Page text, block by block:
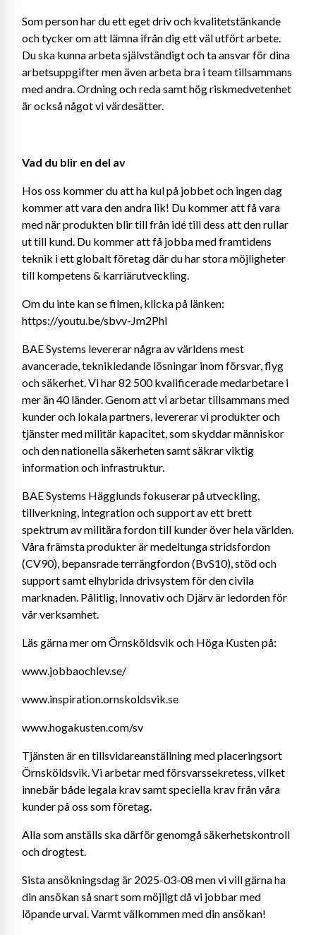
Som person har du ett eget driv och kvalitetstänkande
och tycker om att lämna ifrån dig ett väl utfört arbete.
Du ska kunna arbeta självständigt och ta ansvar för dina
arbetsuppgifter men även arbeta bra i team tillsammans
med andra. Ordning och reda samt hög riskmedvetenhet
är också något vi värdesätter.
Vad du blir en del av
Hos oss kommer du att ha kul på jobbet och ingen dag
kommer att vara den andra lik! Du kommer att få vara
med när produkten blir till från idé till dess att den rullar
ut till kund. Du kommer att få jobba med framtidens
teknik i ett globalt företag där du har stora möjligheter
till kompetens & karriärutveckling.
Om du inte kan se filmen, klicka på länken:
https://youtu.be/sbvv-Jm2PhI
BAE Systems levererar några av världens mest
avancerade, teknikledande lösningar inom försvar, flyg
och säkerhet. Vi har 82 500 kvalificerade medarbetare i
mer än 40 länder. Genom att vi arbetar tillsammans med
kunder och lokala partners, levererar vi produkter och
tjänster med militär kapacitet, som skyddar människor
och den nationella säkerheten samt säkrar viktig
information och infrastruktur.
BAE Systems Hägglunds fokuserar på utveckling,
tillverkning, integration och support av ett brett
spektrum av militära fordon till kunder över hela världen.
Våra främsta produkter är medeltunga stridsfordon
(CV90), bepansrade terrängfordon (BvS10), stöd och
support samt elhybrida drivsystem för den civila
marknaden. Pålitlig, Innovativ och Djärv är ledorden för
vår verksamhet.
Läs gärna mer om Örnsköldsvik och Höga Kusten på:
www.jobbaochlev.se/
www.inspiration.ornskoldsvik.se
www.hogakusten.com/sv
Tjänsten är en tillsvidareanställning med placeringsort
Örnsköldsvik. Vi arbetar med försvarssekretess, vilket
innebär både legala krav samt speciella krav från våra
kunder på oss som företag.
Alla som anställs ska därför genomgå säkerhetskontroll
och drogtest.
Sista ansökningsdag är 2025-03-08 men vi vill gärna ha
din ansökan så snart som möjligt då vi jobbar med
löpande urval. Varmt välkommen med din ansökan!